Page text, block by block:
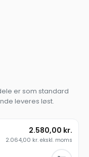
er som standard
leveres løst.
2.580,00 kr.
2.064,00 kr. ekskl. moms